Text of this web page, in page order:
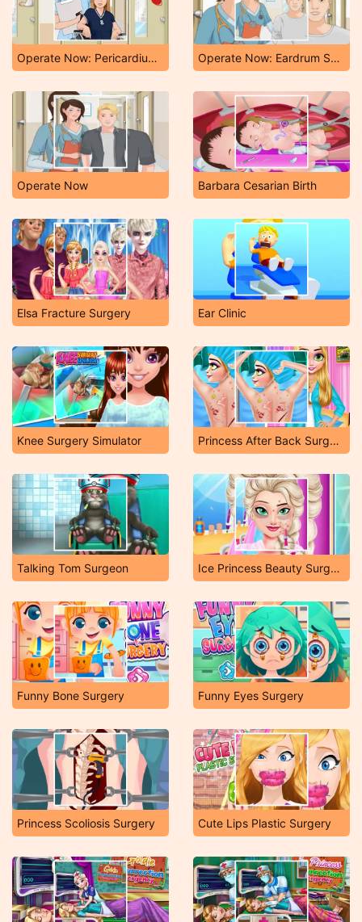
Operate Now: Pericardium Surgery Operate Now: Eardrum Surgery
Operate Now Barbara Cesarian Birth
Elsa Fracture Surgery Ear Clinic
Knee Surgery Simulator Princess After Back Surgery
Talking Tom Surgeon Ice Princess Beauty Surgery
Funny Bone Surgery Funny Eyes Surgery
Princess Scoliosis Surgery Cute Lips Plastic Surgery